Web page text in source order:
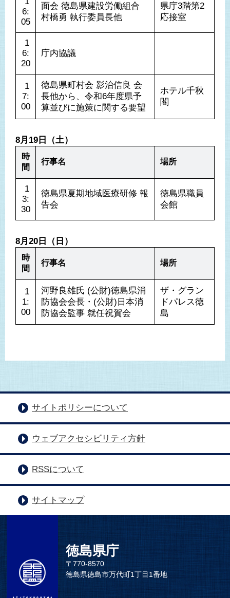
6:
05
面会 徳島県建設労働組合
村橋勇 執行委員長他
県庁3階第2
応接室
6:
20
庁内協議
7:
00
徳島県町村会 影治信良 会
長他から、令和6年度県予
算並びに施策に関する要望
ホテル千秋
閣
8月19日（土）
時
間
行事名 場所
3:
30
徳島県夏期地域医療研修 報
告会
徳島県職員
会館
8月20日（日）
時
間
行事名 場所
1:
00
河野良雄氏 (公財)徳島県消
防協会会長・(公財)日本消
防協会監事 就任祝賀会
ザ・グラン
ドパレス徳
島
サイトポリシーについて
ウェブアクセシビリティ方針
RSSについて
サイトマップ
徳島県庁
〒770-8570
徳島県徳島市万代町1丁目1番地